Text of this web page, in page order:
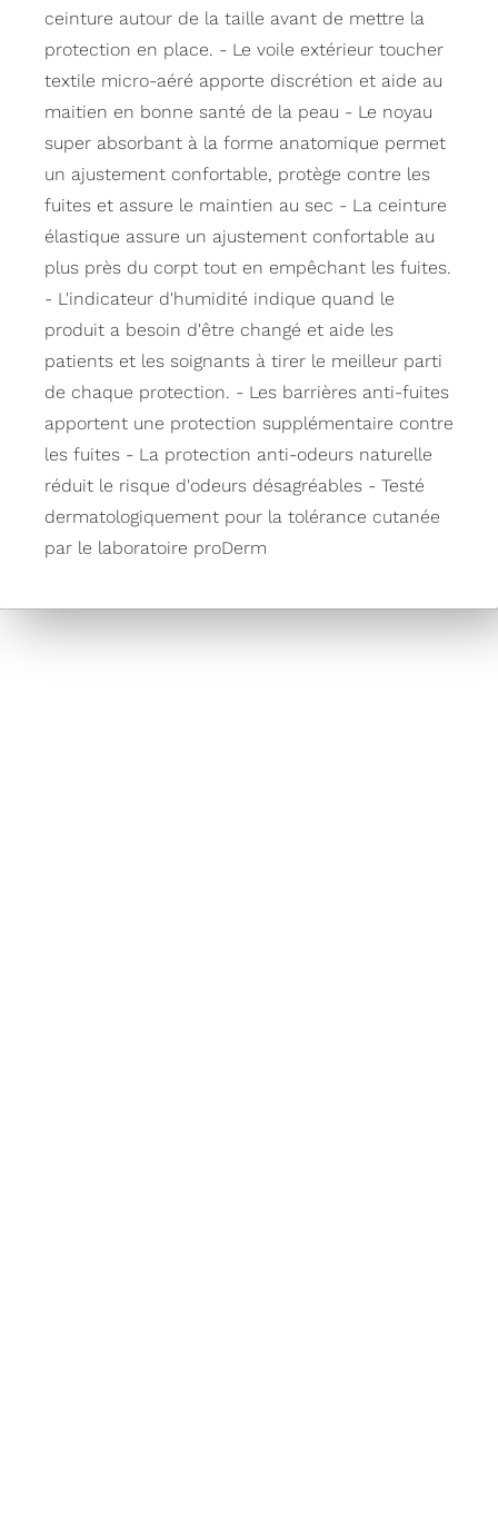
ceinture autour de la taille avant de mettre la
protection en place. - Le voile extérieur toucher
textile micro-aéré apporte discrétion et aide au
maitien en bonne santé de la peau - Le noyau
super absorbant à la forme anatomique permet
un ajustement confortable, protège contre les
fuites et assure le maintien au sec - La ceinture
élastique assure un ajustement confortable au
plus près du corpt tout en empêchant les fuites.
- L'indicateur d'humidité indique quand le
produit a besoin d'être changé et aide les
patients et les soignants à tirer le meilleur parti
de chaque protection. - Les barrières anti-fuites
apportent une protection supplémentaire contre
les fuites - La protection anti-odeurs naturelle
réduit le risque d'odeurs désagréables - Testé
dermatologiquement pour la tolérance cutanée
par le laboratoire proDerm